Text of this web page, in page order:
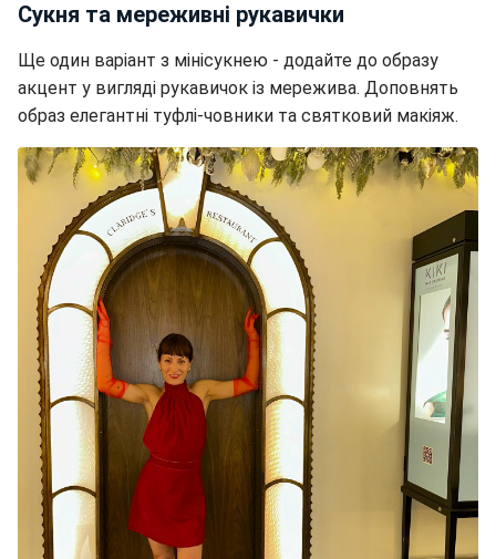
Сукня та мереживні рукавички
Ще один варіант з мінісукнею - додайте до образу
акцент у вигляді рукавичок із мережива. Доповнять
образ елегантні туфлі-човники та святковий макіяж.